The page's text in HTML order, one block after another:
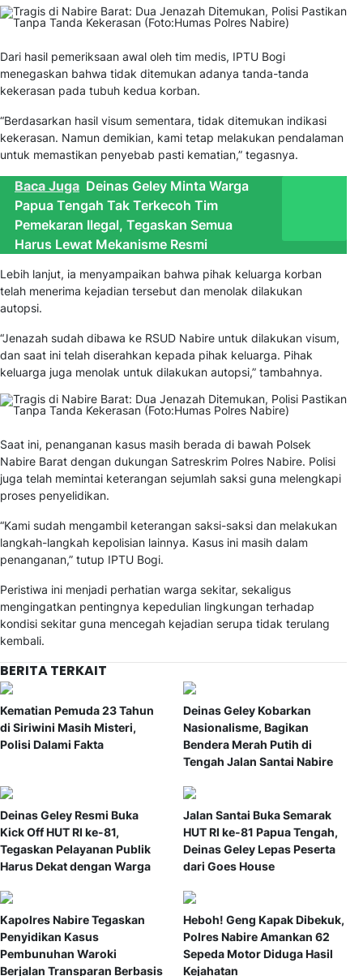
Dari hasil pemeriksaan awal oleh tim medis, IPTU Bogi
menegaskan bahwa tidak ditemukan adanya tanda-tanda
kekerasan pada tubuh kedua korban.
“Berdasarkan hasil visum sementara, tidak ditemukan indikasi
kekerasan. Namun demikian, kami tetap melakukan pendalaman
untuk memastikan penyebab pasti kematian,” tegasnya.
Baca Juga Deinas Geley Minta Warga
Papua Tengah Tak Terkecoh Tim
Pemekaran Ilegal, Tegaskan Semua
Harus Lewat Mekanisme Resmi
Lebih lanjut, ia menyampaikan bahwa pihak keluarga korban
telah menerima kejadian tersebut dan menolak dilakukan
autopsi.
“Jenazah sudah dibawa ke RSUD Nabire untuk dilakukan visum,
dan saat ini telah diserahkan kepada pihak keluarga. Pihak
keluarga juga menolak untuk dilakukan autopsi,” tambahnya.
Saat ini, penanganan kasus masih berada di bawah Polsek
Nabire Barat dengan dukungan Satreskrim Polres Nabire. Polisi
juga telah memintai keterangan sejumlah saksi guna melengkapi
proses penyelidikan.
“Kami sudah mengambil keterangan saksi-saksi dan melakukan
langkah-langkah kepolisian lainnya. Kasus ini masih dalam
penanganan,” tutup IPTU Bogi.
Peristiwa ini menjadi perhatian warga sekitar, sekaligus
mengingatkan pentingnya kepedulian lingkungan terhadap
kondisi sekitar guna mencegah kejadian serupa tidak terulang
kembali.
BERITA TERKAIT
Kematian Pemuda 23 Tahun
di Siriwini Masih Misteri,
Polisi Dalami Fakta
Deinas Geley Kobarkan
Nasionalisme, Bagikan
Bendera Merah Putih di
Tengah Jalan Santai Nabire
Deinas Geley Resmi Buka
Kick Off HUT RI ke-81,
Tegaskan Pelayanan Publik
Harus Dekat dengan Warga
Jalan Santai Buka Semarak
HUT RI ke-81 Papua Tengah,
Deinas Geley Lepas Peserta
dari Goes House
Kapolres Nabire Tegaskan
Penyidikan Kasus
Pembunuhan Waroki
Berjalan Transparan Berbasis
Heboh! Geng Kapak Dibekuk,
Polres Nabire Amankan 62
Sepeda Motor Diduga Hasil
Kejahatan